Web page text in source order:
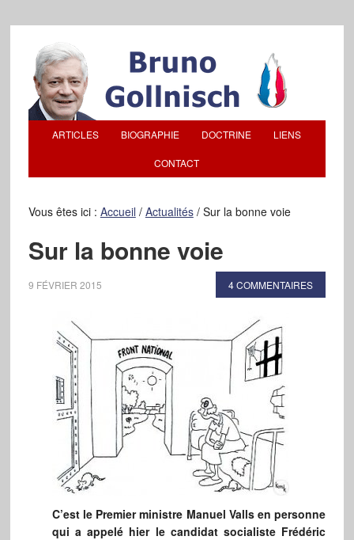
ARTICLES BIOGRAPHIE DOCTRINE LIENS
CONTACT
Vous êtes ici : Accueil / Actualités /Sur la bonne voie
Sur la bonne voie
9 FÉVRIER 2015 4 COMMENTAIRES
C’est le Premier ministre Manuel Valls en personne
qui a appelé hier le candidat socialiste Frédéric